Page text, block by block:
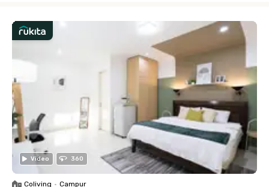
Video 360
Coliving • Campur